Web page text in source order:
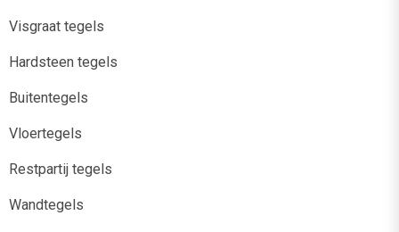
Visgraat tegels
Hardsteen tegels
Buitentegels
Vloertegels
Restpartij tegels
Wandtegels